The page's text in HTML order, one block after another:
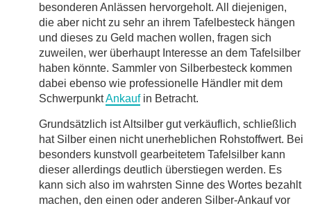
besonderen Anlässen hervorgeholt. All diejenigen,
die aber nicht zu sehr an ihrem Tafelbesteck hängen
und dieses zu Geld machen wollen, fragen sich
zuweilen, wer überhaupt Interesse an dem Tafelsilber
haben könnte. Sammler von Silberbesteck kommen
dabei ebenso wie professionelle Händler mit dem
SchwerpunktAnkaufin Betracht.
Grundsätzlich ist Altsilber gut verkäuflich, schließlich
hat Silber einen nicht unerheblichen Rohstoffwert. Bei
besonders kunstvoll gearbeitetem Tafelsilber kann
dieser allerdings deutlich überstiegen werden. Es
kann sich also im wahrsten Sinne des Wortes bezahlt
machen, den einen oder anderen Silber-Ankauf vor